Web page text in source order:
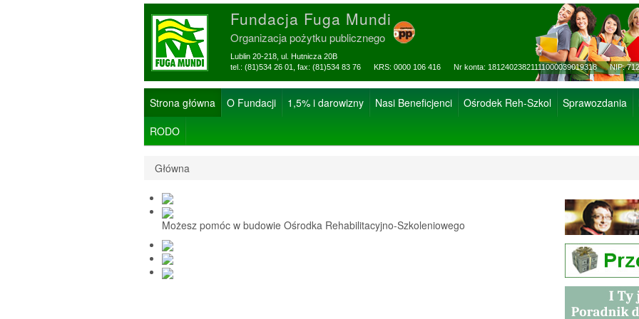
Fundacja Fuga Mundi
Organizacja pożytku publicznego
Lublin 20-218, ul. Hutnicza 20B
tel.: (81)534 26 01, fax: (81)534 83 76 KRS: 0000 106 416 Nr konta: 18124023821111000039019318 NIP:
Strona główna O Fundacji 1,5% i darowizny Nasi Beneficjenci Ośrodek Reh-Szkol Sprawozdania
RODO
Główna
Możesz pomóc w budowie Ośrodka Rehabilitacyjno-Szkoleniowego